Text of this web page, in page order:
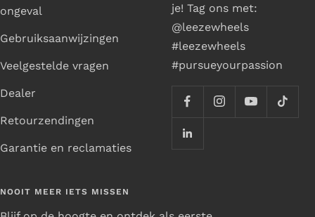
ongeval
Gebruiksaanwijzingen
Veelgestelde vragen
Dealer
Retourzendingen
Garantie en reclamaties
je! Tag ons met:
@leezewheels
#leezewheels
#pursueyourpassion
NOOIT MEER IETS MISSEN